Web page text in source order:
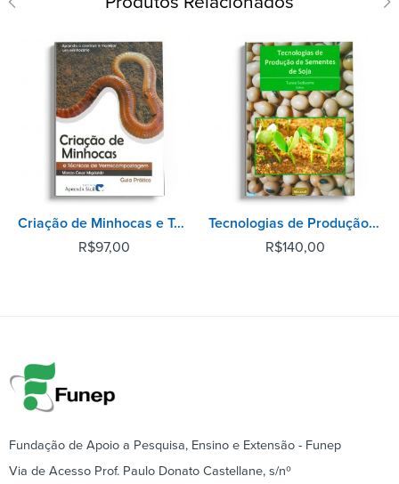
Criação de Minhocas e Técnicas de Vermicompostagem - 2° Edição
R$97,00
Tecnologias de Produção de Sementes de Soja
R$140,00
Fundação de Apoio a Pesquisa, Ensino e Extensão - Funep
Via de Acesso Prof. Paulo Donato Castellane, s/nº